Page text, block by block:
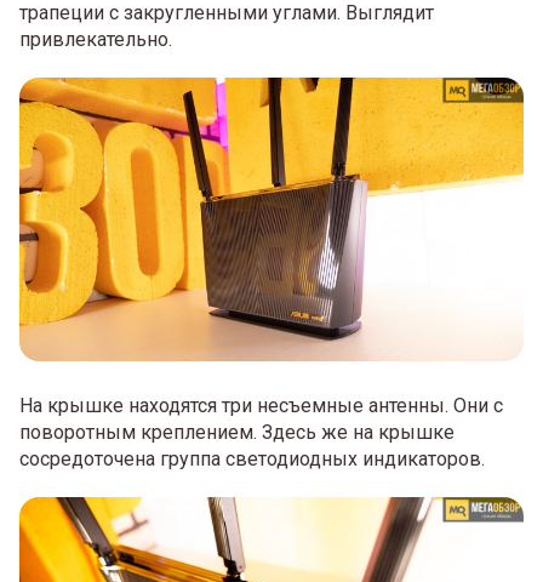
трапеции с закругленными углами. Выглядит
привлекательно.
На крышке находятся три несъемные антенны. Они с
поворотным креплением. Здесь же на крышке
сосредоточена группа светодиодных индикаторов.